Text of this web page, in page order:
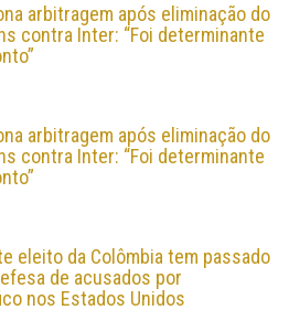
arbitragem após eliminação do
contra Inter: “Foi determinante
arbitragem após eliminação do
contra Inter: “Foi determinante
eleito da Colômbia tem passado
de acusados por
nos Estados Unidos